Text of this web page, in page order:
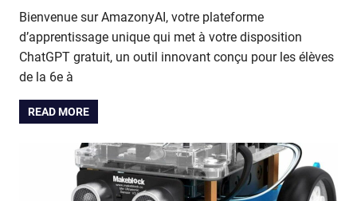
Bienvenue sur AmazonyAI, votre plateforme
d’apprentissage unique qui met à votre disposition
ChatGPT gratuit, un outil innovant conçu pour les élèves
de la 6e à
READ MORE